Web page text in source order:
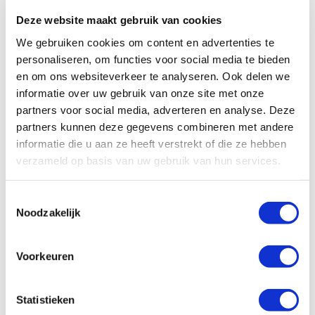
Deze website maakt gebruik van cookies
We gebruiken cookies om content en advertenties te
personaliseren, om functies voor social media te bieden
en om ons websiteverkeer te analyseren. Ook delen we
informatie over uw gebruik van onze site met onze
partners voor social media, adverteren en analyse. Deze
partners kunnen deze gegevens combineren met andere
informatie die u aan ze heeft verstrekt of die ze hebben
verzameld op basis van uw gebruik van hun services.
Noodzakelijk
Voorkeuren
Statistieken
Vergelijken op kosten van een
tankpas
Er kunnen kostenverschillen zijn tussen diverse tankpassen. Vooral
tussen merkgebonden en universele tankpassen kunnen de
verschillen duidelijk aanwezig zijn. Dit komt uiteraard omdat je bij de
keuze voor een merkgebonden tankpas de brandstof ook bij deze
geen brandstofleverancier. Dit zorgt ervoor dat de kosten voor de
tankpas hoger uit kunnen vallen. Je krijgt daar wel weer extra’s voor
terug zoals het overal kunnen tanken en de aanvullende diensten. Bij
jouw tankpas vergelijking is het daarom van belang om helder te